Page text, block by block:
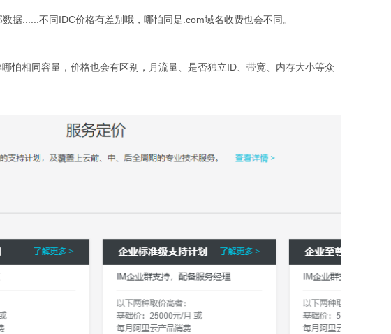
据......不同IDC价格有差别哦，哪怕同是.com域名收费也会不同。
怕相同容量，价格也会有区别，月流量、是否独立ID、带宽、内存大小等众